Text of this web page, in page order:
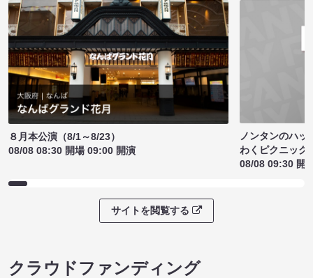
８月本公演（8/1～8/23）
08/08 08:30 開場 09:00 開演
ノンタンのハッ
わくピクニック
08/08 09:30 開
サイトを閲覧する
クラウドファンディング